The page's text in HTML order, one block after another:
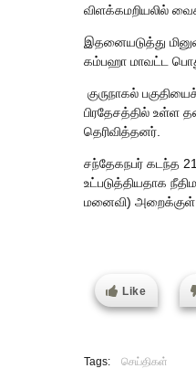
விளக்கமறியலில்
இதனையடுத்து
கம்பஹா மாவட்ட
குருநாகல்
பிரதேசத்தில் உள்ள
தெரிவித்தனர்.
சந்தேகநபர் கடந்த
உட்படுத்தியதாக
மனைவி) அறைக்குள்
Like
Tags: செய்திகள்